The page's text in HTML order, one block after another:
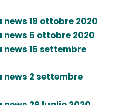
news 19 ottobre 2020
news 5 ottobre 2020
news 15 settembre
news 2 settembre